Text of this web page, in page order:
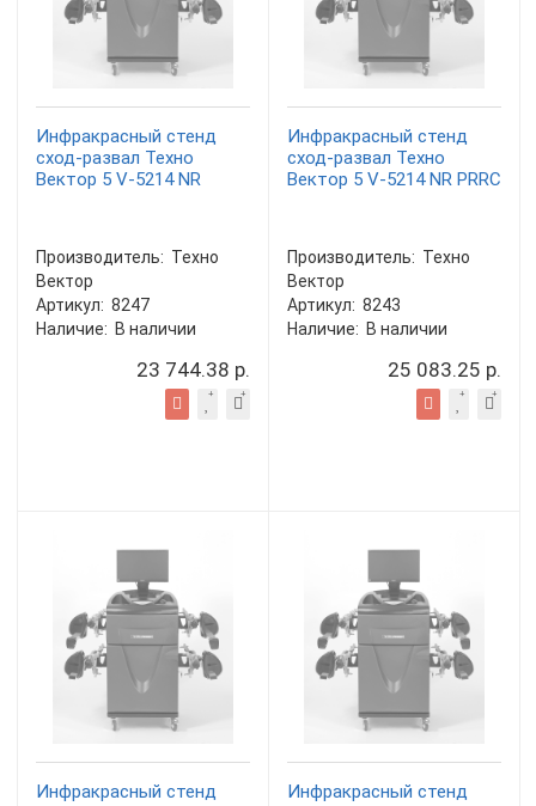
Инфракрасный стенд
сход-развал Техно
Вектор 5 V-5214 NR
Производитель: Техно
Вектор
Артикул: 8247
Наличие: В наличии
23 744.38 р.
Инфракрасный стенд
сход-развал Техно
Вектор 5 V-5214 NR PRRC
Производитель: Техно
Вектор
Артикул: 8243
Наличие: В наличии
25 083.25 р.
Инфракрасный стенд
Инфракрасный стенд